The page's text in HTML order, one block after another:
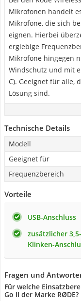
Mikrofonen handelt
Mikrofone, die sich
eignen. Hierbei
ergiebige
Mikrofone hingegen
Windschutz und mit
C). Geeignet für alle,
Lösung sind.
Technische Details
Modell
Geeignet für
Frequenzbereich
Vorteile
USB-Anschluss
zusätzlicher
Klinken-
Fragen und
Für welche
Go II der Marke RØDE?